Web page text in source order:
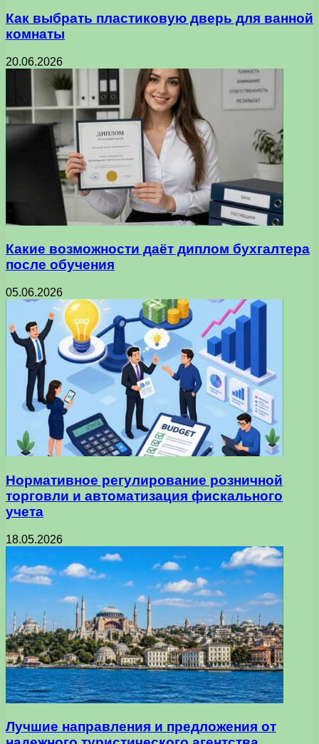
Как выбрать пластиковую дверь для ванной
комнаты
20.06.2026
Какие возможности даёт диплом бухгалтера
после обучения
05.06.2026
Нормативное регулирование розничной
торговли и автоматизация фискального
учета
18.05.2026
Лучшие направления и предложения от